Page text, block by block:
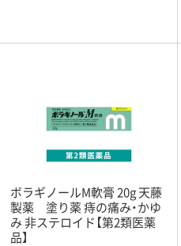
ボラギノールM軟膏 20g 天藤
製薬 塗り薬 痔の痛み・かゆ
み 非ステロイド【第2類医薬
品】